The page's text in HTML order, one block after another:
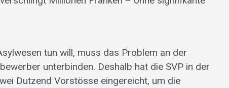
tun will, muss das Problem an der
unterbinden. Deshalb hat die SVP in der
Dutzend Vorstösse eingereicht, um die